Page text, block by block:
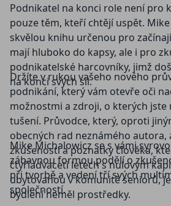
Podnikatel na konci role není pro
pouze těm, kteří chtějí uspět.
skvělou knihu určenou pro
mají hluboko do kapsy, ale i pro
podnikatelské harcovníky, jimž
na konci svých sil.
Držíte v rukou vašeho nového
podnikání, který vám otevře oči
možnostmi a zdroji, o kterých jste
tušení. Průvodce, který, oproti
obecných rad neznámého autora,
zkušenosti a poznatky člověka,
čtyřiadvaceti letech s nulovým
ubytovanou v komunitě seniorů,
bydlení neměl prostředky.
Mike Michalowicz se s vámi
zábavnou formou podělí o
při tvorbě a vedení tří svých
společností.